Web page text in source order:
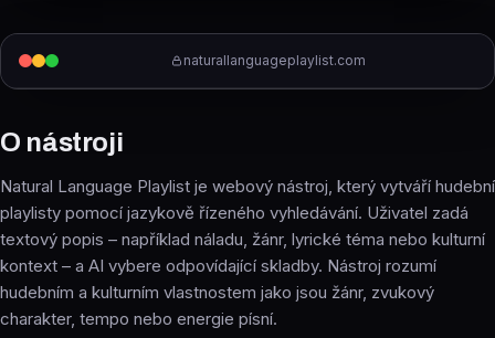
naturallanguageplaylist.com
O nástroji
Natural Language Playlist je webový nástroj, který vytváří hudební
playlisty pomocí jazykově řízeného vyhledávání. Uživatel zadá
textový popis – například náladu, žánr, lyrické téma nebo kulturní
kontext – a AI vybere odpovídající skladby. Nástroj rozumí
hudebním a kulturním vlastnostem jako jsou žánr, zvukový
charakter, tempo nebo energie písní.